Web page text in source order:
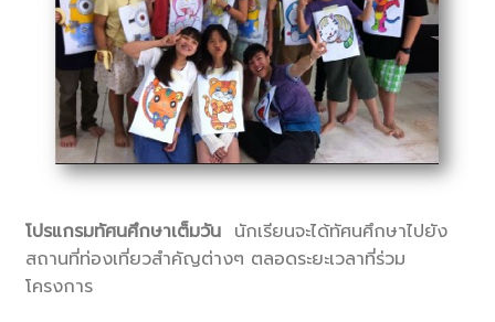
โปรแกรมทัศนศึกษาเต็มวัน นักเรียนจะได้ทัศนศึกษาไปยัง
สถานที่ท่องเที่ยวสำคัญต่างๆ ตลอดระยะเวลาที่ร่วม
โครงการ